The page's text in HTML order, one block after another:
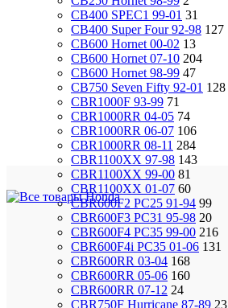
CB400 SPEC1 99-01 31
CB400 Super Four 92-98 127
CB600 Hornet 00-02 13
CB600 Hornet 07-10 204
CB600 Hornet 98-99 47
CB750 Seven Fifty 92-01 128
CBR1000F 93-99 71
CBR1000RR 04-05 74
CBR1000RR 06-07 106
CBR1000RR 08-11 284
CBR1100XX 97-98 143
CBR1100XX 99-00 81
CBR1100XX 01-07 60
CBR600F2 PC25 91-94 99
CBR600F3 PC31 95-98 20
CBR600F4 PC35 99-00 216
CBR600F4i PC35 01-06 131
CBR600RR 03-04 168
CBR600RR 05-06 160
CBR600RR 07-12 24
CBR750F Hurricane 87-89 23